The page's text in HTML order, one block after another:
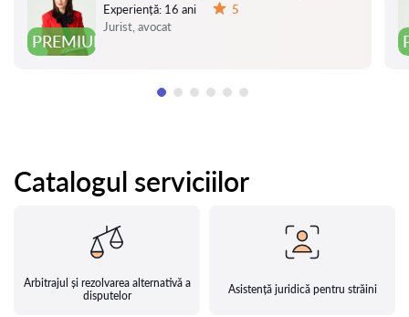
PREMIUM
Experiență: 16 ani
5
Jurist, avocat
Catalogul serviciilor
Arbitrajul și rezolvarea alternativă a
disputelor
Asistență juridică pentru străini